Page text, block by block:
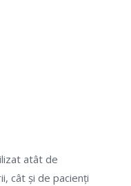
atât de
cât și de pacienți